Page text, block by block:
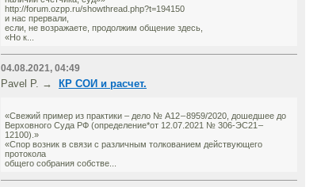
http://forum.ozpp.ru/showthread.php?t=194150
и нас прервали,
если, не возражаете, продолжим общение здесь,
«Но к...
04.08.2021, 04:49
Pavel P. → КР СОИ и расчет.
«Свежий пример из практики – дело № А12 – 8959/2020, дошедшее до
Верховного Суда РФ (определение*от 12.07.2021 № 306-ЭС21 –
12100).»
«Спор возник в связи с различным толкованием действующего
протокола
общего собрания собстве...